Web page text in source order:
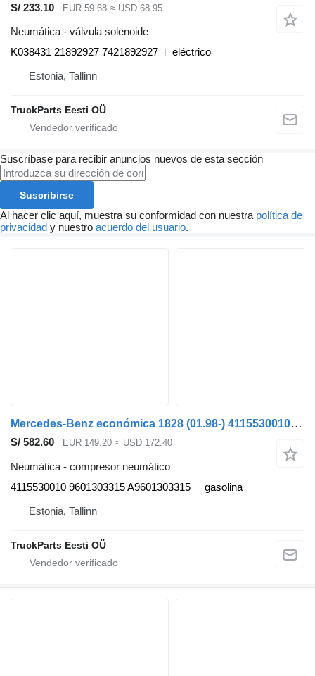
S/ 233.10 EUR 59.68 ≈ USD 68.95
Neumática - válvula solenoide
K038431 21892927 7421892927
eléctrico
Estonia, Tallinn
TruckParts Eesti OÜ
Suscríbase para recibir anuncios nuevos de esta sección
Suscribirse
Al hacer clic aquí, muestra su conformidad con nuestra política de
privacidad y nuestro acuerdo del usuario.
Mercedes-Benz económica 1828 (01.98-) 4115530010 compresor neumático para Mercedes-Benz Econic (1998-2014) camión de basura
S/ 582.60 EUR 149.20 ≈ USD 172.40
Neumática - compresor neumático
4115530010 9601303315 A9601303315
gasolina
Estonia, Tallinn
TruckParts Eesti OÜ